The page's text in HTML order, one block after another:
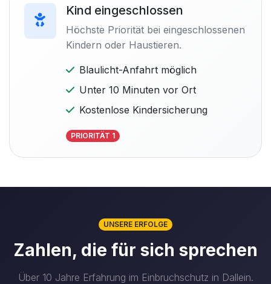
Kind eingeschlossen
Höchste Priorität bei eingeschlossenen
Kindern oder Haustieren.
Blaulicht-Anfahrt möglich
Unter 10 Minuten vor Ort
Kostenlose Kindersicherung
PRIORITÄT 1
UNSERE ERFOLGE
Zahlen, die für sich sprechen
Über 10 Jahre Erfahrung im Einbruchschutz in Dallein.